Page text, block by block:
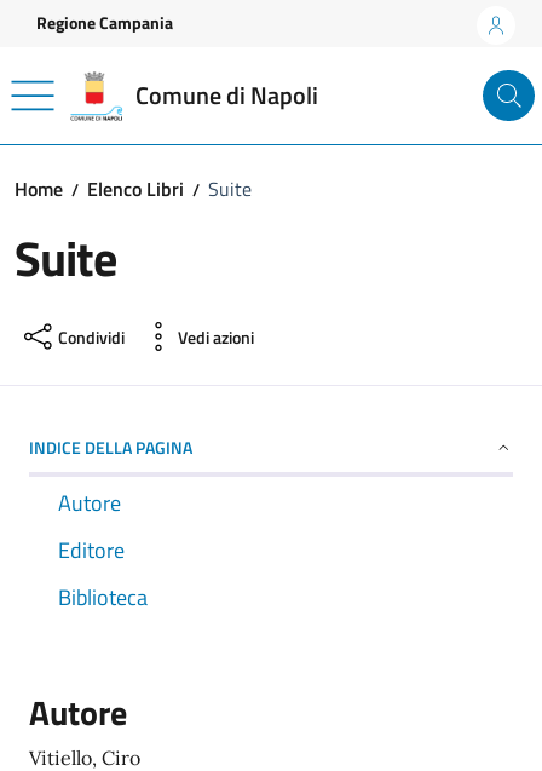
Vai ai contenuti
Vai al footer
Regione Campania
Comune di Napoli
Home Elenco Libri Suite
Suite
Condividi Vedi azioni
INDICE DELLA PAGINA
Autore
Editore
Biblioteca
Autore
Vitiello, Ciro